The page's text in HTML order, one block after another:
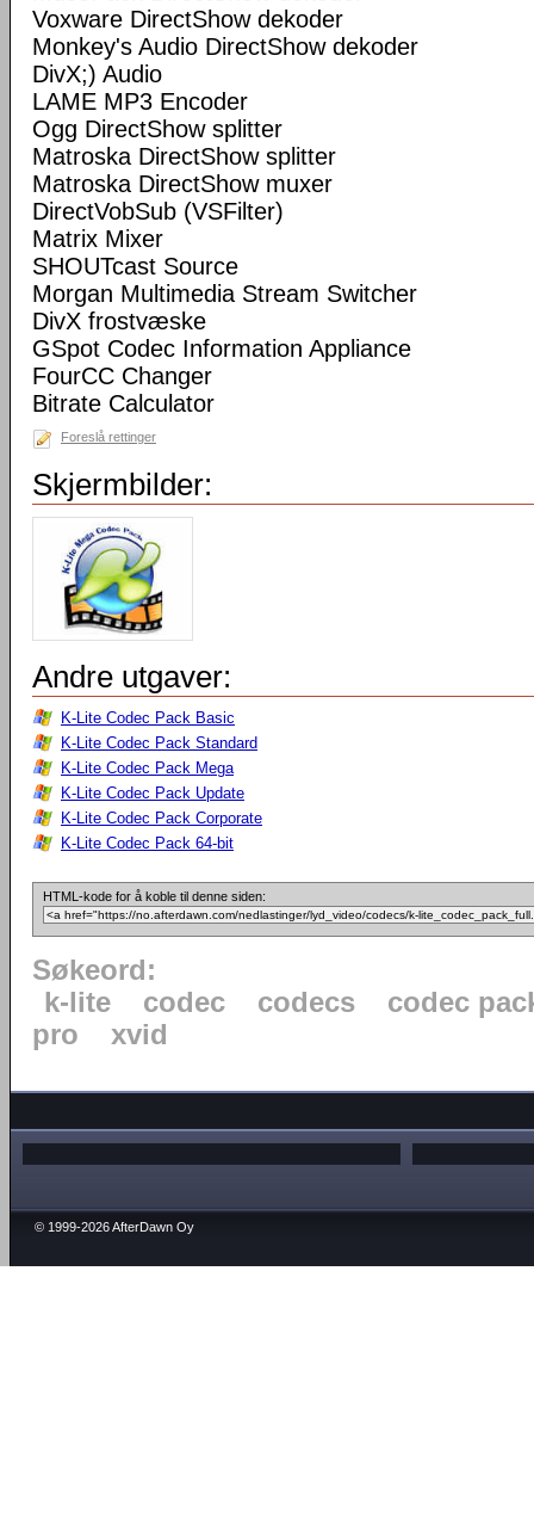
Voxware DirectShow dekoder
Monkey's Audio DirectShow dekoder
DivX;) Audio
LAME MP3 Encoder
Ogg DirectShow splitter
Matroska DirectShow splitter
Matroska DirectShow muxer
DirectVobSub (VSFilter)
Matrix Mixer
SHOUTcast Source
Morgan Multimedia Stream Switcher
DivX frostvæske
GSpot Codec Information Appliance
FourCC Changer
Bitrate Calculator
Foreslå rettinger
Skjermbilder:
Andre utgaver:
K-Lite Codec Pack Basic
K-Lite Codec Pack Standard
K-Lite Codec Pack Mega
K-Lite Codec Pack Update
K-Lite Codec Pack Corporate
K-Lite Codec Pack 64-bit
HTML-kode for å koble til denne siden:
Søkeord:
k-lite
codec codecs
codec
pro
xvid
© 1999-2026 AfterDawn Oy